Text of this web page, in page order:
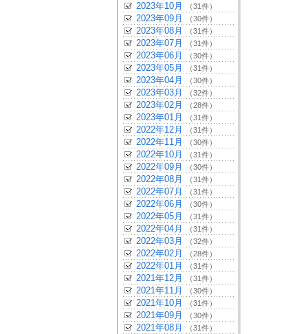
2023年10月 （31件）
2023年09月 （30件）
2023年08月 （31件）
2023年07月 （31件）
2023年06月 （30件）
2023年05月 （31件）
2023年04月 （30件）
2023年03月 （32件）
2023年02月 （28件）
2023年01月 （31件）
2022年12月 （31件）
2022年11月 （30件）
2022年10月 （31件）
2022年09月 （30件）
2022年08月 （31件）
2022年07月 （31件）
2022年06月 （30件）
2022年05月 （31件）
2022年04月 （31件）
2022年03月 （32件）
2022年02月 （28件）
2022年01月 （31件）
2021年12月 （31件）
2021年11月 （30件）
2021年10月 （31件）
2021年09月 （30件）
2021年08月 （31件）